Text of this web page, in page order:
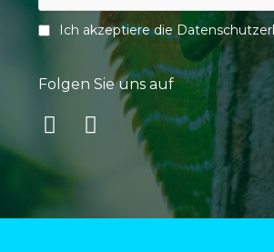
Ich akzeptiere die
Folgen Sie uns auf